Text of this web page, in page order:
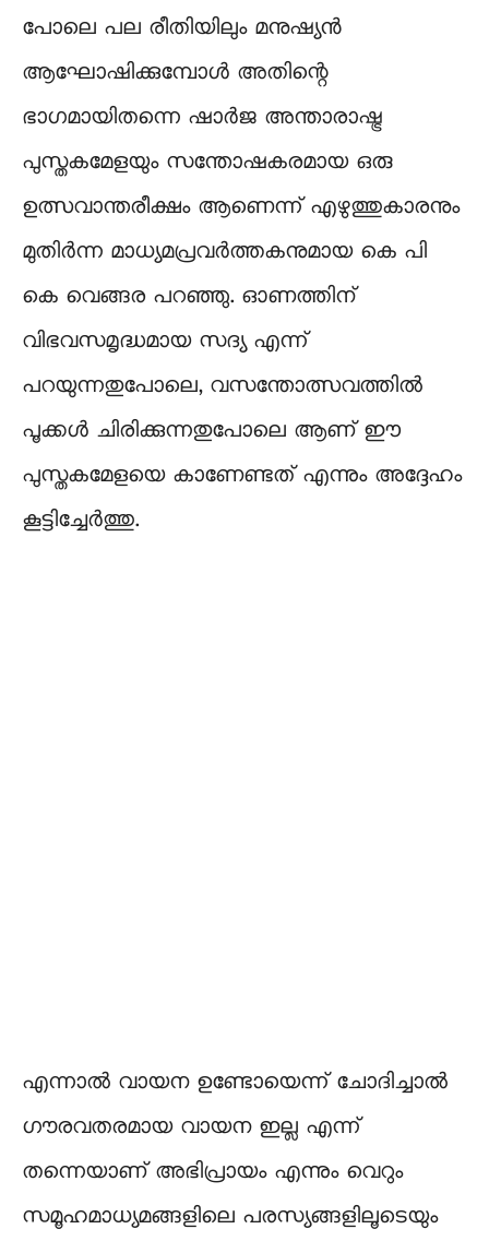
പോലെ പല രീതിയിലും മനുഷ്യൻ
ആഘോഷിക്കുമ്പോൾ അതിന്റെ
ഭാഗമായിതന്നെ ഷാർജ അന്താരാഷ്ട്ര
പുസ്തകമേളയും സന്തോഷകരമായ ഒരു
ഉത്സവാന്തരീക്ഷം ആണെന്ന് എഴുത്തുകാരനും
മുതിർന്ന മാധ്യമപ്രവർത്തകനുമായ കെ പി
കെ വെങ്ങര പറഞ്ഞു. ഓണത്തിന്
വിഭവസമൃദ്ധമായ സദ്യ എന്ന്
പറയുന്നതുപോലെ, വസന്തോത്സവത്തിൽ
പൂക്കൾ ചിരിക്കുന്നതുപോലെ ആണ് ഈ
പുസ്തകമേളയെ കാണേണ്ടത് എന്നും അദ്ദേഹം
കൂട്ടിച്ചേർത്തു.
എന്നാൽ വായന ഉണ്ടോയെന്ന് ചോദിച്ചാൽ
ഗൗരവതരമായ വായന ഇല്ല എന്ന്
തന്നെയാണ് അഭിപ്രായം എന്നും വെറും
സമൂഹമാധ്യമങ്ങളിലെ പരസ്യങ്ങളിലൂടെയും